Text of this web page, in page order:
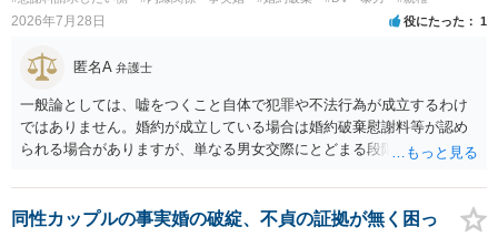
2026年7月28日 役にたった 1
匿名A 弁護士
一般論としては、嘘をつくこと自体で犯罪や不法行為が成立するわけ
ではありません。婚約が成立している場合は婚約破棄慰謝料等が認め
られる場合がありますが、単なる男女交際にとどまる段階の場合、独
慰謝料は生じないことが多いと思われます。 お怒りはごもっともです
が、仮に交際を進めたとしても後に相手を信頼できなくなる可能性が
同性カップルの事実婚の破綻、不貞の証拠が無く困っ